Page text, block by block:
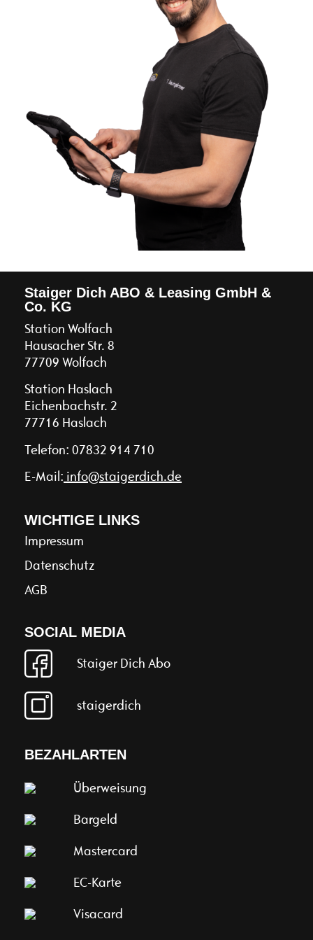
Staiger Dich ABO & Leasing GmbH &
Co. KG
Station Wolfach
Hausacher Str. 8
77709 Wolfach
Station Haslach
Eichenbachstr. 2
77716 Haslach
Telefon: 07832 914 710
E-Mail: info@staigerdich.de
WICHTIGE LINKS
Impressum
Datenschutz
AGB
SOCIAL MEDIA
Staiger Dich Abo
staigerdich
BEZAHLARTEN
Überweisung
Bargeld
Mastercard
EC-Karte
Visacard